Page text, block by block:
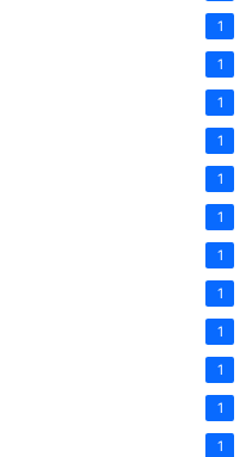
1
1
1
1
1
1
1
1
1
1
1
1